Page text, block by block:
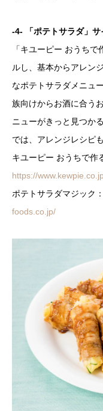
-4- 「ポテトサラダ」
「キユーピー おうち
ルし、基本からアレン
なポテトサラダメニュ
族向けからお酒に合う
ニューがきっと見つか
では、アレンジレシピ
キユーピー おうちで作
https://
ポテトサラダマジック：
foods.co.jp/